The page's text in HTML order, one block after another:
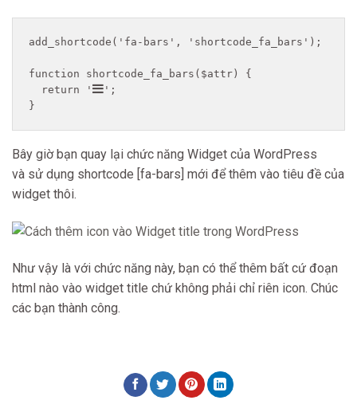
add_shortcode('fa-bars', 'shortcode_fa_bars');
function shortcode_fa_bars($attr) {
  return '
';
}
Bây giờ bạn quay lại chức năng Widget của WordPress
và sử dụng shortcode [fa-bars] mới để thêm vào tiêu đề của
widget thôi.
Như vậy là với chức năng này, bạn có thể thêm bất cứ đoạn
html nào vào widget title chứ không phải chỉ riên icon. Chúc
các bạn thành công.